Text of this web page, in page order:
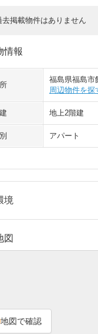
去掲載物件はありません
情報
福島県福島市
周辺物件を探
地上2階建
アパート
境
図
地図で確認